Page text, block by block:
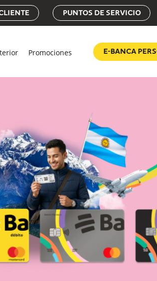
PUNTOS DE SERVICIO
Promociones E-BANCA